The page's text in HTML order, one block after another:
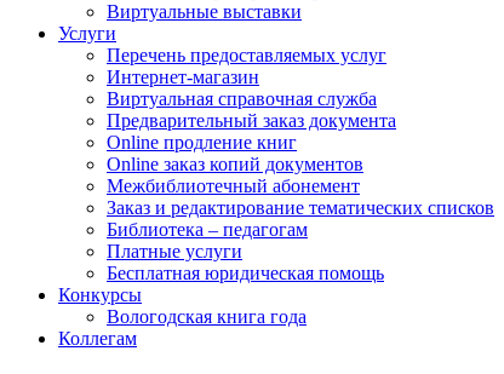
Виртуальные выставки
Услуги
Перечень предоставляемых услуг
Интернет-магазин
Виртуальная справочная служба
Предварительный заказ документа
Online продление книг
Online заказ копий документов
Межбиблиотечный абонемент
Заказ и редактирование тематических списков
Библиотека – педагогам
Платные услуги
Бесплатная юридическая помощь
Конкурсы
Вологодская книга года
Коллегам